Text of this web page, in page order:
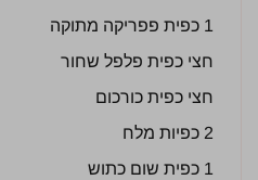
1 כפית פפריקה מתוקה
חצי כפית פלפל שחור
חצי כפית כורכום
2 כפיות מלח
1 כפית שום כתוש